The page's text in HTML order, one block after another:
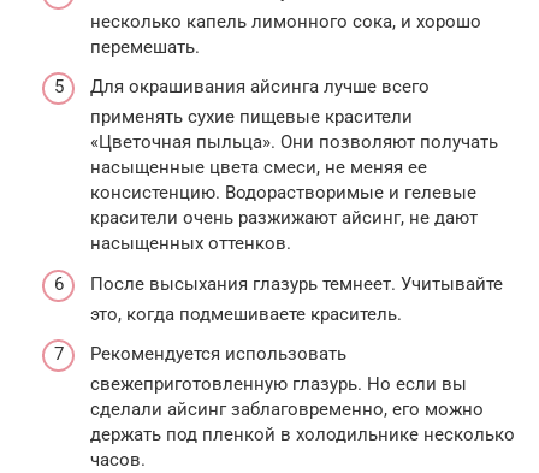
несколько капель лимонного сока, и хорошо
перемешать.
Для окрашивания айсинга лучше всего
применять сухие пищевые красители
«Цветочная пыльца». Они позволяют получать
насыщенные цвета смеси, не меняя ее
консистенцию. Водорастворимые и гелевые
красители очень разжижают айсинг, не дают
насыщенных оттенков.
После высыхания глазурь темнеет. Учитывайте
это, когда подмешиваете краситель.
Рекомендуется использовать
свежеприготовленную глазурь. Но если вы
сделали айсинг заблаговременно, его можно
держать под пленкой в холодильнике несколько
часов.